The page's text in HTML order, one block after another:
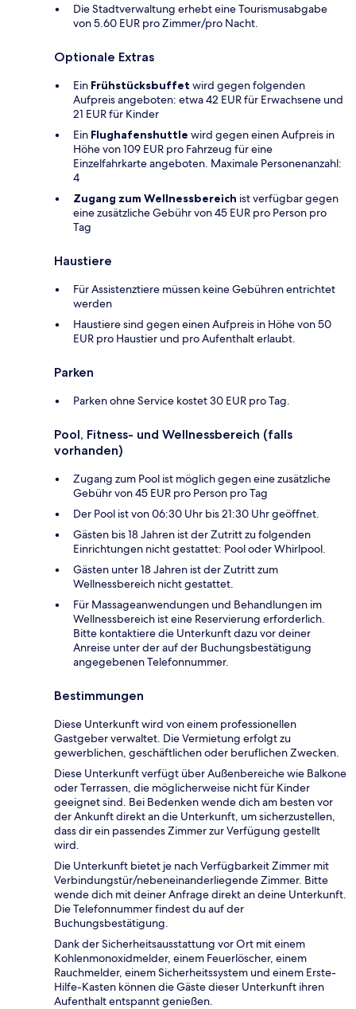
Die Stadtverwaltung erhebt eine Tourismusabgabe
von 5.60 EUR pro Zimmer/pro Nacht.
Optionale Extras
Ein Frühstücksbuffet wird gegen folgenden
Aufpreis angeboten: etwa 42 EUR für Erwachsene und
21 EUR für Kinder
Ein Flughafenshuttle wird gegen einen Aufpreis in
Höhe von 109 EUR pro Fahrzeug für eine
Einzelfahrkarte angeboten. Maximale Personenanzahl:
4
Zugang zum Wellnessbereich ist verfügbar gegen
eine zusätzliche Gebühr von 45 EUR pro Person pro
Tag
Haustiere
Für Assistenztiere müssen keine Gebühren entrichtet
werden
Haustiere sind gegen einen Aufpreis in Höhe von 50
EUR pro Haustier und pro Aufenthalt erlaubt.
Parken
Parken ohne Service kostet 30 EUR pro Tag.
Pool, Fitness- und Wellnessbereich (falls
vorhanden)
Zugang zum Pool ist möglich gegen eine zusätzliche
Gebühr von 45 EUR pro Person pro Tag
Der Pool ist von 06:30 Uhr bis 21:30 Uhr geöffnet.
Gästen bis 18 Jahren ist der Zutritt zu folgenden
Einrichtungen nicht gestattet: Pool oder Whirlpool.
Gästen unter 18 Jahren ist der Zutritt zum
Wellnessbereich nicht gestattet.
Für Massageanwendungen und Behandlungen im
Wellnessbereich ist eine Reservierung erforderlich.
Bitte kontaktiere die Unterkunft dazu vor deiner
Anreise unter der auf der Buchungsbestätigung
angegebenen Telefonnummer.
Bestimmungen
Diese Unterkunft wird von einem professionellen
Gastgeber verwaltet. Die Vermietung erfolgt zu
gewerblichen, geschäftlichen oder beruflichen Zwecken.
Diese Unterkunft verfügt über Außenbereiche wie Balkone
oder Terrassen, die möglicherweise nicht für Kinder
geeignet sind. Bei Bedenken wende dich am besten vor
der Ankunft direkt an die Unterkunft, um sicherzustellen,
dass dir ein passendes Zimmer zur Verfügung gestellt
wird.
Die Unterkunft bietet je nach Verfügbarkeit Zimmer mit
Verbindungstür/nebeneinanderliegende Zimmer. Bitte
wende dich mit deiner Anfrage direkt an deine Unterkunft.
Die Telefonnummer findest du auf der
Buchungsbestätigung.
Dank der Sicherheitsausstattung vor Ort mit einem
Kohlenmonoxidmelder, einem Feuerlöscher, einem
Rauchmelder, einem Sicherheitssystem und einem Erste-
Hilfe-Kasten können die Gäste dieser Unterkunft ihren
Aufenthalt entspannt genießen.